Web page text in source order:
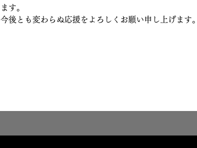
ます。
今後とも変わらぬ応援をよろしくお願い申し上げます。